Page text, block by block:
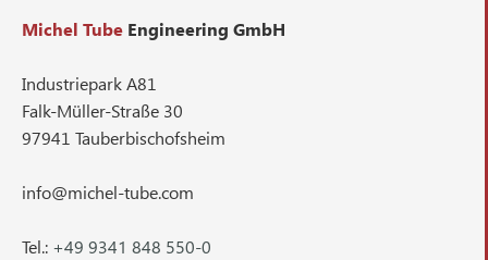
Michel Tube Engineering GmbH
Industriepark A81
Falk-Müller-Straße 30
97941 Tauberbischofsheim
info@michel-tube.com
Tel.: +49 9341 848 550-0